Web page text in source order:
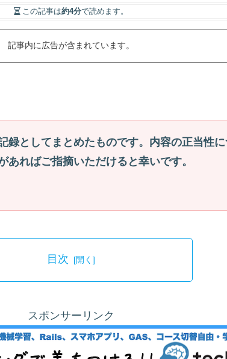
この記事は約4分で読めます。
記事内に広告が含まれています。
録としてまとめたものです。内容の正当性
あればご指摘いただけると幸いです。
目次
スポンサーリンク